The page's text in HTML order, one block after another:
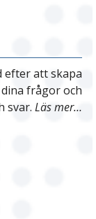
efter att skapa
frågor och
svar. Läs mer…